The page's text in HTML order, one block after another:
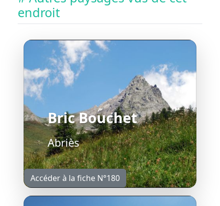
endroit
Bric Bouchet
Abriès
Accéder à la fiche N°180